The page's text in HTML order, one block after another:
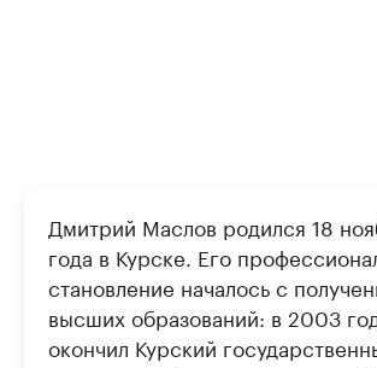
Дмитрий Маслов родился 18
года в Курске. Его
становление началось с
высших образований: в 2003
окончил Курский